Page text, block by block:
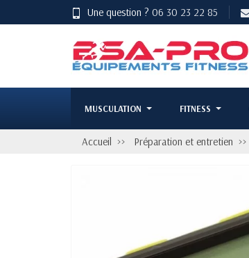
Une question ? 06 30 23 22 85
MUSCULATION FITNESS
Accueil Préparation et entretien